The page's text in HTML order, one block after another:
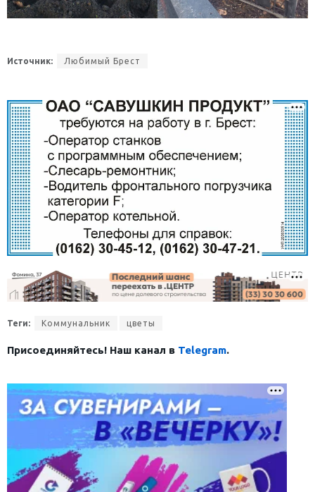
Источник: Любимый Брест
Теги: Коммунальник цветы
Присоединяйтесь! Наш канал в Telegram.